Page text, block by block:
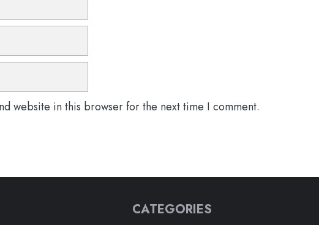
website in this browser for the next time I comment.
CATEGORIES